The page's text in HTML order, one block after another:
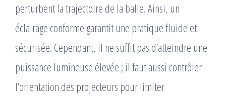
perturbent la trajectoire de la balle. Ainsi, un
éclairage conforme garantit une pratique fluide et
sécurisée. Cependant, il ne suffit pas d’atteindre une
puissance lumineuse élevée ; il faut aussi contrôler
l’orientation des projecteurs pour limiter